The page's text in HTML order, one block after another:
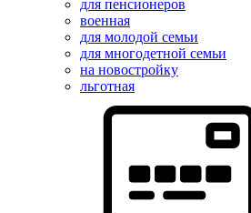
для пенсионеров
военная
для молодой семьи
для многодетной семьи
на новостройку
льготная